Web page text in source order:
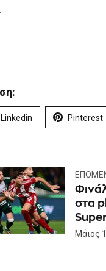
Linkedin Pinterest
στα
Μάιος